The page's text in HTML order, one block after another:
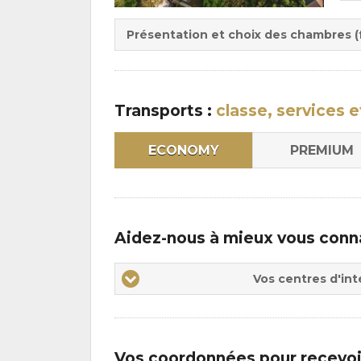
:
:
Présentation et choix des chambres
Transports : classe, services
ECONOMY PREMIUM
Aidez-nous à mieux vous
Vos
centres
Vos centres